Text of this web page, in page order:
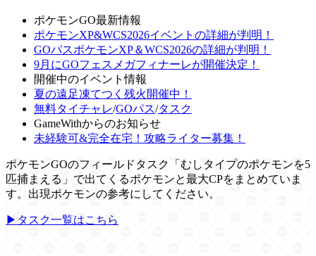
ポケモンGO最新情報
ポケモンXP&WCS2026イベントの詳細が判明！
GOパスポケモンXP＆WCS2026の詳細が判明！
9月にGOフェスメガフィナーレが開催決定！
開催中のイベント情報
夏の遠足凍てつく残火開催中！
無料タイチャレ/GOパス/タスク
GameWithからのお知らせ
未経験可&完全在宅！攻略ライター募集！
ポケモンGOのフィールドタスク「むしタイプのポケモンを5
匹捕まえる」で出てくるポケモンと最大CPをまとめていま
す。出現ポケモンの参考にしてください。
▶タスク一覧はこちら